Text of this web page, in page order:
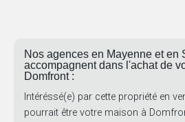
Nos agences en Mayenne et en
accompagnent dans l'achat de
Domfront :
Intéréssé(e) par cette propriété en
pourrait être votre maison à